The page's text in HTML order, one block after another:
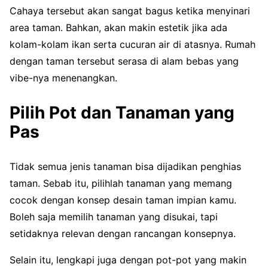
Cahaya tersebut akan sangat bagus ketika menyinari
area taman. Bahkan, akan makin estetik jika ada
kolam-kolam ikan serta cucuran air di atasnya. Rumah
dengan taman tersebut serasa di alam bebas yang
vibe-nya menenangkan.
Pilih Pot dan Tanaman yang
Pas
Tidak semua jenis tanaman bisa dijadikan penghias
taman. Sebab itu, pilihlah tanaman yang memang
cocok dengan konsep desain taman impian kamu.
Boleh saja memilih tanaman yang disukai, tapi
setidaknya relevan dengan rancangan konsepnya.
Selain itu, lengkapi juga dengan pot-pot yang makin